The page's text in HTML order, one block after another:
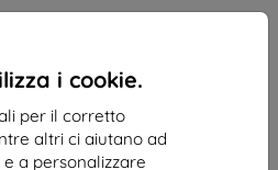
i cookie.
per il corretto
altri ci aiutano ad
a personalizzare